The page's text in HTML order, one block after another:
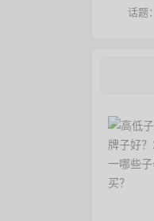
话题：